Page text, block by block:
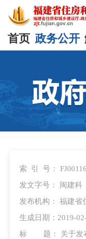
首页 政务公开
索 引 号：
发文字号： 闽建科
发布机构： 福建省
生成日期：2019-
标 题： 关于发